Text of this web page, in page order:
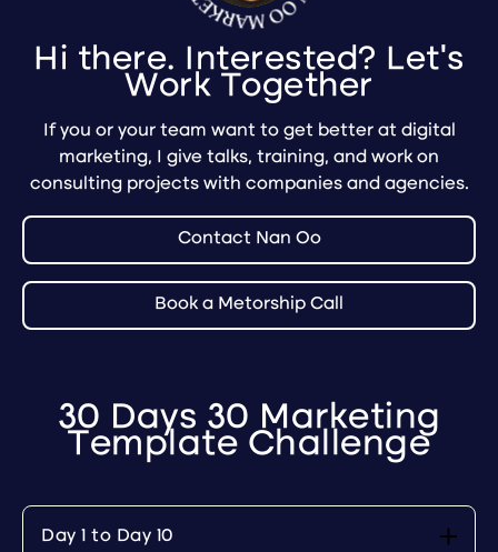
Hi there. Interested? Let's
Work Together
If you or your team want to get better at digital
marketing, I give talks, training, and work on
consulting projects with companies and agencies.
Contact Nan Oo
Book a Metorship Call
30 Days 30 Marketing
Template Challenge
Day 1 to Day 10